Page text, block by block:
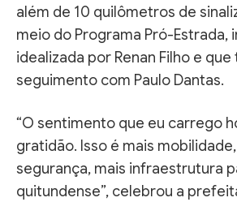
além de 10 quilômetros de
meio do Programa Pró-Estrada,
idealizada por Renan Filho e que
seguimento com Paulo Dantas.
“O sentimento que eu carrego
gratidão. Isso é mais
segurança, mais infraestrutura
quitundense”, celebrou a